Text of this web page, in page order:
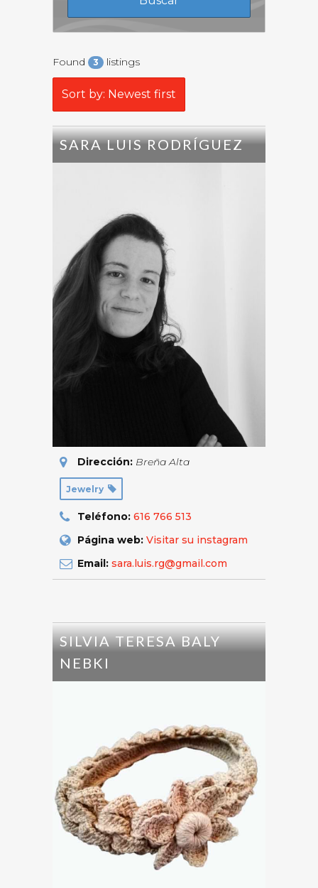
Found 3 listings
Sort by: Newest first
SARA LUIS RODRÍGUEZ
Dirección: Breña Alta
Jewelry
Teléfono: 616 766 513
Página web: Visitar su instagram
Email: sara.luis.rg@gmail.com
SILVIA TERESA BALY
NEBKI